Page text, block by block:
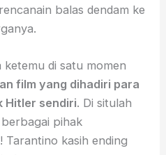
balas dendam ke
ketemu di satu momen
film yang dihadiri para
Hitler sendiri. Di situlah
pihak
kasih ending